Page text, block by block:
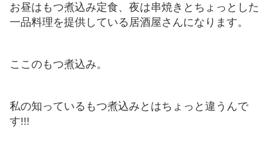
お昼はもつ煮込み定食、夜は串焼きとちょっとした
一品料理を提供している居酒屋さんになります。
ここのもつ煮込み。
私の知っているもつ煮込みとはちょっと違うんで
す!!!